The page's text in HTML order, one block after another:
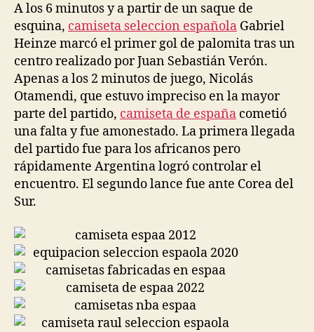
A los 6 minutos y a partir de un saque de
esquina, camiseta seleccion española Gabriel
Heinze marcó el primer gol de palomita tras un
centro realizado por Juan Sebastián Verón.
Apenas a los 2 minutos de juego, Nicolás
Otamendi, que estuvo impreciso en la mayor
parte del partido, camiseta de españa cometió
una falta y fue amonestado. La primera llegada
del partido fue para los africanos pero
rápidamente Argentina logró controlar el
encuentro. El segundo lance fue ante Corea del
Sur.